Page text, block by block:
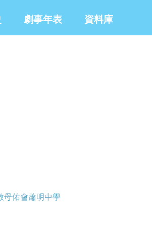
劇事年表 資料庫
母佑會蕭明中學